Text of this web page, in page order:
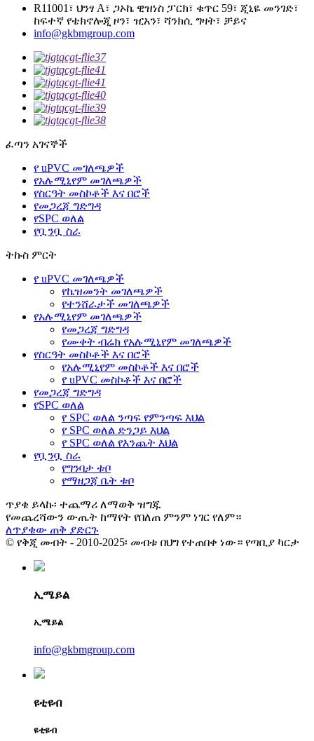
R11001፣ ህንፃ A፣ ጋኦኬ ዊዝነስ ፓርክ፣ ቁጥር 59፣ ጂኒዬ መንገድ፣
ከፍተኛ የቴክኖሎጂ ዞን፣ ዢአን፣ ሻንክሲ ግዛት፣ ቻይና
info@gkbmgroup.com
ፈጣን አገናኞች
የ uPVC መገለጫዎች
የአሉሚኒየም መገለጫዎች
የስርዓት መስኮቶች እና በሮች
የመጋረጃ ግድግዳ
የSPC ወለል
የቧንቧ ስራ
ትኩስ ምርት
የ uPVC መገለጫዎች
የኬዝመንት መገለጫዎች
የተንሸራታች መገለጫዎች
የአሉሚኒየም መገለጫዎች
የመጋረጃ ግድግዳ
የሙቀት ብሬክ የአሉሚኒየም መገለጫዎች
የስርዓት መስኮቶች እና በሮች
የአሉሚኒየም መስኮቶች እና በሮች
የ uPVC መስኮቶች እና በሮች
የመጋረጃ ግድግዳ
የSPC ወለል
የ SPC ወለል ንጣፍ የምንጣፍ እህል
የ SPC ወለል ድንጋይ እህል
የ SPC ወለል የእንጨት እህል
የቧንቧ ስራ
የግንባታ ቱቦ
የማዘጋጃ ቤት ቱቦ
ጥያቄ ይላኩ፡ ተጨማሪ ለማወቅ ዝግጁ
የመጨረሻውን ውጤት ከማየት የበለጠ ምንም ነገር የለም።
ለጥያቄው ጠቅ ያድርጉ
© የቅጂ መብት - 2010-2025፡ መብቱ በህግ የተጠበቀ ነው። የጣቢያ ካርታ
ኢሜይል
ኢሜይል
info@gkbmgroup.com
ዩቲዩብ
ዩቲዩብ